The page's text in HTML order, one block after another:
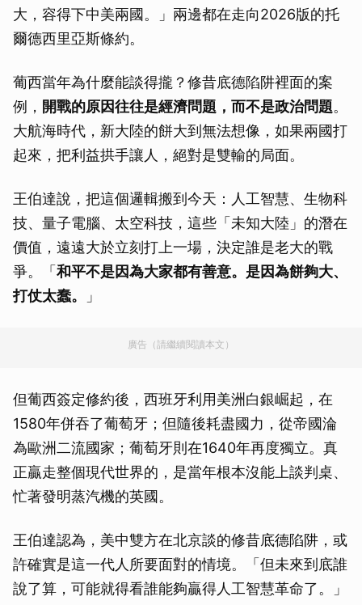
大，容得下中美兩國。」兩邊都在走向2026版的托
爾德西里亞斯條約。
葡西當年為什麼能談得攏？修昔底德陷阱裡面的案
例， 開戰的原因往往是經濟問題，而不是政治問題。
大航海時代，新大陸的餅大到無法想像，如果兩國打
起來，把利益拱手讓人，絕對是雙輸的局面。
王伯達說，把這個邏輯搬到今天：人工智慧、生物科
技、量子電腦、太空科技，這些「未知大陸」的潛在
價值，遠遠大於立刻打上一場，決定誰是老大的戰
爭。「 和平不是因為大家都有善意。是因為餅夠大、
打仗太蠢。
」
廣告（請繼續閱讀本文）
但葡西簽定修約後，西班牙利用美洲白銀崛起，在
1580年併吞了葡萄牙；但隨後耗盡國力，從帝國淪
為歐洲二流國家；葡萄牙則在1640年再度獨立。真
正贏走整個現代世界的，是當年根本沒能上談判桌、
忙著發明蒸汽機的英國。
王伯達認為，美中雙方在北京談的修昔底德陷阱，或
許確實是這一代人所要面對的情境。「但未來到底誰
說了算，可能就得看誰能夠贏得人工智慧革命了。」